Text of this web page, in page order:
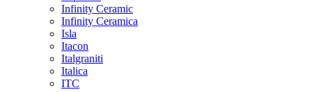
Infinity Ceramic
Infinity Ceramica
Isla
Itacon
Italgraniti
Italica
ITC